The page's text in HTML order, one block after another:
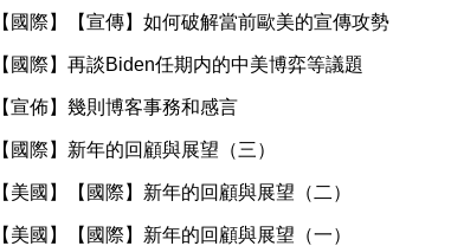
【國際】【宣傳】如何破解當前歐美的宣傳攻勢
【國際】再談Biden任期内的中美博弈等議題
【宣佈】幾則博客事務和感言
【國際】新年的回顧與展望（三）
【美國】【國際】新年的回顧與展望（二）
【美國】【國際】新年的回顧與展望（一）